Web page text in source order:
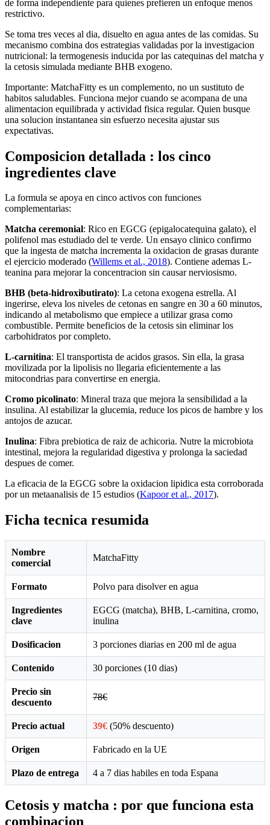
de forma independiente para quienes prefieren un enfoque menos
restrictivo.
Se toma tres veces al dia, disuelto en agua antes de las comidas. Su
mecanismo combina dos estrategias validadas por la investigacion
nutricional: la termogenesis inducida por las catequinas del matcha y
la cetosis simulada mediante BHB exogeno.
Importante: MatchaFitty es un complemento, no un sustituto de
habitos saludables. Funciona mejor cuando se acompana de una
alimentacion equilibrada y actividad fisica regular. Quien busque
una solucion instantanea sin esfuerzo necesita ajustar sus
expectativas.
Composicion detallada : los cinco
ingredientes clave
La formula se apoya en cinco activos con funciones
complementarias:
Matcha ceremonial: Rico en EGCG (epigalocatequina galato), el
polifenol mas estudiado del te verde. Un ensayo clinico confirmo
que la ingesta de matcha incrementa la oxidacion de grasas durante
el ejercicio moderado (Willems et al., 2018). Contiene ademas L-
teanina para mejorar la concentracion sin causar nerviosismo.
BHB (beta-hidroxibutirato): La cetona exogena estrella. Al
ingerirse, eleva los niveles de cetonas en sangre en 30 a 60 minutos,
indicando al metabolismo que empiece a utilizar grasa como
combustible. Permite beneficios de la cetosis sin eliminar los
carbohidratos por completo.
L-carnitina: El transportista de acidos grasos. Sin ella, la grasa
movilizada por la lipolisis no llegaria eficientemente a las
mitocondrias para convertirse en energia.
Cromo picolinato: Mineral traza que mejora la sensibilidad a la
insulina. Al estabilizar la glucemia, reduce los picos de hambre y los
antojos de azucar.
Inulina: Fibra prebiotica de raiz de achicoria. Nutre la microbiota
intestinal, mejora la regularidad digestiva y prolonga la saciedad
despues de comer.
La eficacia de la EGCG sobre la oxidacion lipidica esta corroborada
por un metaanalisis de 15 estudios (Kapoor et al., 2017).
Ficha tecnica resumida
Nombre
comercial
MatchaFitty
Formato Polvo para disolver en agua
Ingredientes
clave
EGCG (matcha), BHB, L-carnitina, cromo,
inulina
Dosificacion 3 porciones diarias en 200 ml de agua
Contenido 30 porciones (10 dias)
Precio sin
descuento
78€
Precio actual 39€ (50% descuento)
Origen Fabricado en la UE
Plazo de entrega 4 a 7 dias habiles en toda Espana
Cetosis y matcha : por que funciona esta
combinacion